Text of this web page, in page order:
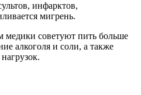
инфарктов,
мигрень.
медики советуют пить больше
алкоголя и соли, а также